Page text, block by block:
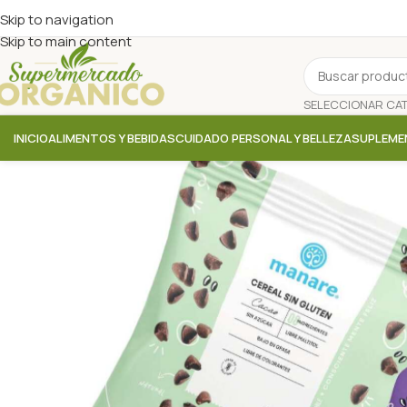
Skip to navigation
Skip to main content
INICIOALIMENTOS Y BEBIDASCUIDADO PERSONAL Y BELLEZA